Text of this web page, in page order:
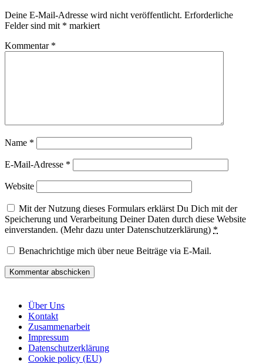
Deine E-Mail-Adresse wird nicht veröffentlicht. Erforderliche
Felder sind mit * markiert
Kommentar *
Name *
E-Mail-Adresse *
Website
Mit der Nutzung dieses Formulars erklärst Du Dich mit der
Speicherung und Verarbeitung Deiner Daten durch diese Website
einverstanden. (Mehr dazu unter Datenschutzerklärung) *
Benachrichtige mich über neue Beiträge via E-Mail.
Über Uns
Kontakt
Zusammenarbeit
Impressum
Datenschutzerklärung
Cookie policy (EU)